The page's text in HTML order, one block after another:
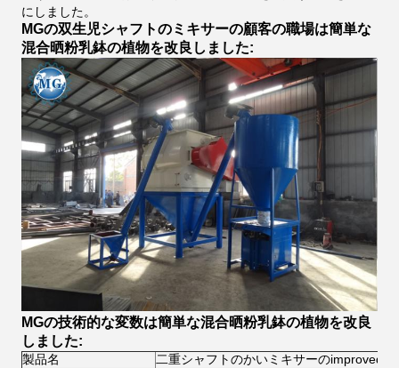
にしました。
MGの双生児シャフトのミキサーの顧客の職場は簡単な
混合晒粉乳鉢の植物を改良しました:
MGの技術的な変数は簡単な混合晒粉乳鉢の植物を改良
しました:
製品名
二重シャフトのかいミキサーのimprovede